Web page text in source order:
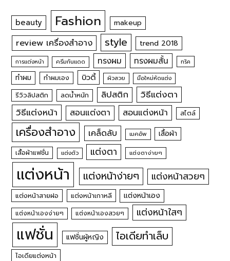
beauty Fashion makeup
review เครื่องสำอาง style trend 2018
การแต่งหน้า ครีมกันแดด ทรงผม ทรงผมสั้น ทริค
ทำผม ทำผมเอง บิวตี้ ผิวสวย มือใหม่หัดแต่ง
รีวิวลิปสติก ลดน้ำหนัก ลิปสติก
วิธีแต่งตา
วิธีแต่งหน้า
สอนแต่งตา สอนแต่งหน้า สไตล์
เครื่องสำอาง เคล็ดลับ เมคอัพ เสื้อผ้า
เสื้อผ้าแฟชั่น แต่งตัว แต่งตา แต่งตาง่ายๆ
แต่งหน้า แต่งหน้าง่ายๆ แต่งหน้าสวยๆ
แต่งหน้าสายฝอ แต่งหน้าเกาหลี แต่งหน้าเอง
แต่งหน้าเองง่ายๆ แต่งหน้าเองสวยๆ แต่งหน้าใสๆ
แฟชั่น แฟชั่นผู้หญิง ไอเดียทำเล็บ
ไอเดียแต่งหน้า